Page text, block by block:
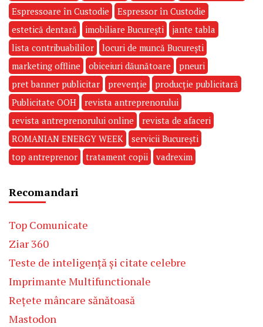
Espressoare în Custodie
Espressor în Custodie
estetică dentară
imobiliare București
jante tabla
lista contribuabililor
locuri de muncă București
marketing offline
obiceiuri dăunătoare
pneuri
pret banner publicitar
prevenție
producție publicitară
Publicitate OOH
revista antreprenorului
revista antreprenorului online
revista de afaceri
ROMANIAN ENERGY WEEK
servicii București
top antreprenor
tratament copii vadrexim
Recomandari
Top Comunicate
Ziar 360
Teste de inteligență și citate celebre
Imprimante Multifunctionale
Rețete mâncare sănătoasă
Mastodon